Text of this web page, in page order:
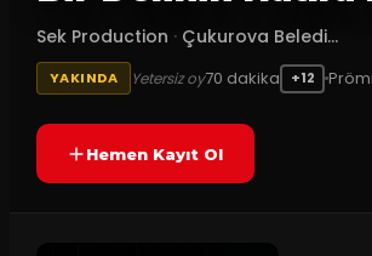
Sek Production · Çukurova Beledi...
YAKINDA Yetersiz oy70 dakika +12
Hemen Kayıt Ol